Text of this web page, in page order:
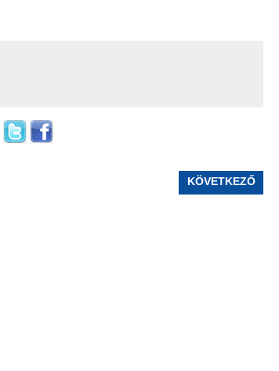
KÖVETKEZŐ